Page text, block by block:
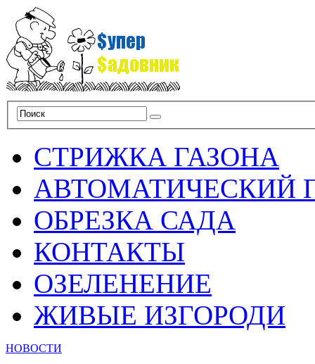
СТРИЖКА ГАЗОНА
АВТОМАТИЧЕСКИЙ
ОБРЕЗКА САДА
КОНТАКТЫ
ОЗЕЛЕНЕНИЕ
ЖИВЫЕ ИЗГОРОДИ
НОВОСТИ